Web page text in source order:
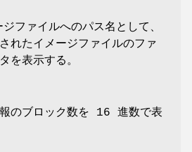
ファイルへのパス名として、
れたイメージファイルのファ
を表示する。
のブロック数を 16 進数で表